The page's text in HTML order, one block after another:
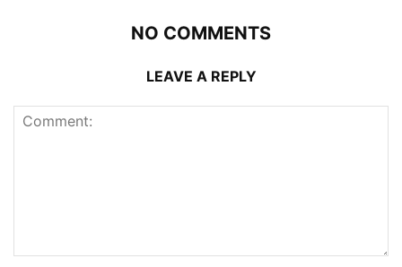
NO COMMENTS
LEAVE A REPLY